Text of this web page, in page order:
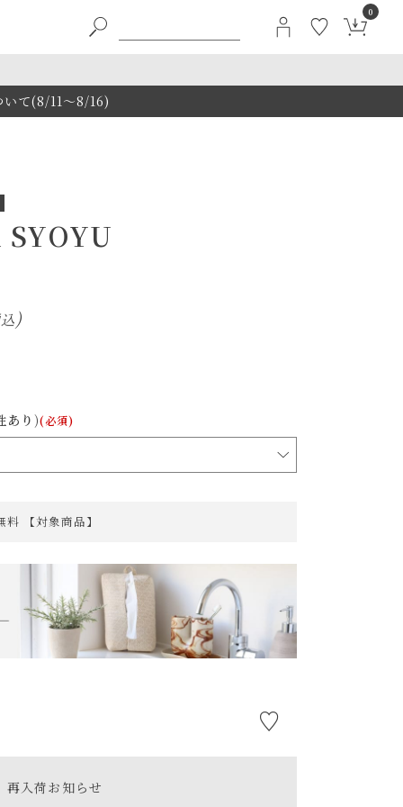
0
いて(8/11～8/16)
あり)(必須)
【対象商品】
再入荷お知らせ